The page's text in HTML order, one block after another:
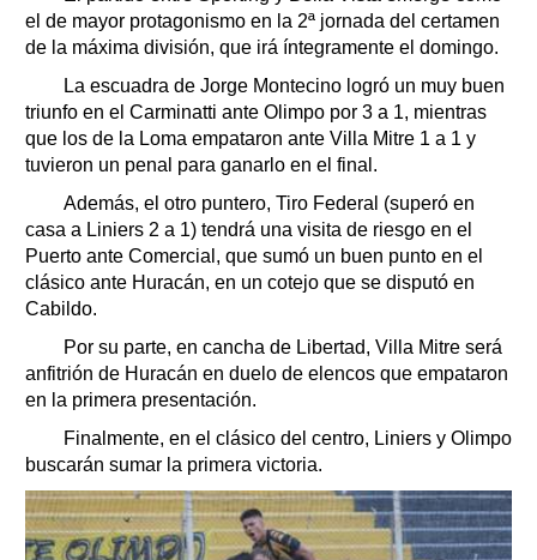
el de mayor protagonismo en la 2ª jornada del certamen
de la máxima división, que irá íntegramente el domingo.
La escuadra de Jorge Montecino logró un muy buen
triunfo en el Carminatti ante Olimpo por 3 a 1, mientras
que los de la Loma empataron ante Villa Mitre 1 a 1 y
tuvieron un penal para ganarlo en el final.
Además, el otro puntero, Tiro Federal (superó en
casa a Liniers 2 a 1) tendrá una visita de riesgo en el
Puerto ante Comercial, que sumó un buen punto en el
clásico ante Huracán, en un cotejo que se disputó en
Cabildo.
Por su parte, en cancha de Libertad, Villa Mitre será
anfitrión de Huracán en duelo de elencos que empataron
en la primera presentación.
Finalmente, en el clásico del centro, Liniers y Olimpo
buscarán sumar la primera victoria.